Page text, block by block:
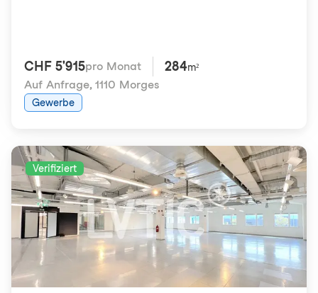
CHF 5'915pro Monat 284m²
Auf Anfrage, 1110 Morges
Gewerbe
Verifiziert